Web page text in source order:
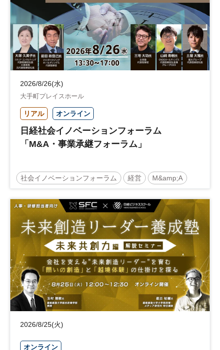
2026/8/26(水)
大手町プレイスホール
リアル オンライン
日経社会イノベーションフォーラム
「M&A・事業承継フォーラム」
社会イノベーションフォーラム 経営 M&amp;A
事業承継 中堅中小企業
日経社会イノベーションフォーラム 参加無料
2026/8/25(火)
オンライン